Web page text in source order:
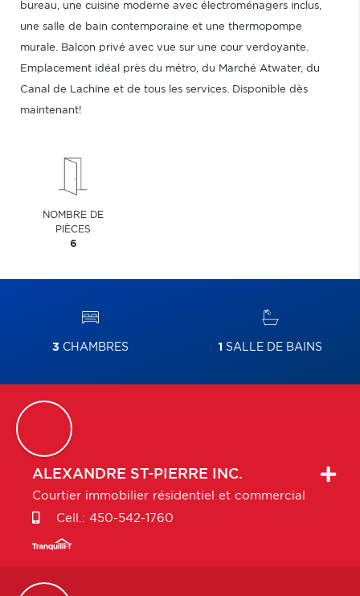
bureau, une cuisine moderne avec électroménagers inclus,
une salle de bain contemporaine et une thermopompe
murale. Balcon privé avec vue sur une cour verdoyante.
Emplacement idéal près du métro, du Marché Atwater, du
Canal de Lachine et de tous les services. Disponible dès
maintenant!
NOMBRE DE
PIÈCES
6
3 CHAMBRES 1 SALLE DE BAINS
ALEXANDRE ST-PIERRE INC.
Courtier immobilier résidentiel et commercial
Cell.: 450-542-1760